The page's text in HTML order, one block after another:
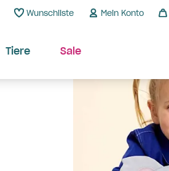
Wunschliste Mein Konto
Tiere Sale